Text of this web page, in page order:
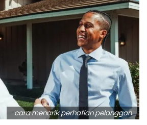
cara menarik perhatian pelanggan